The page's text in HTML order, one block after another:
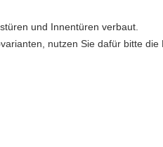
und Innentüren verbaut.
nutzen Sie dafür bitte